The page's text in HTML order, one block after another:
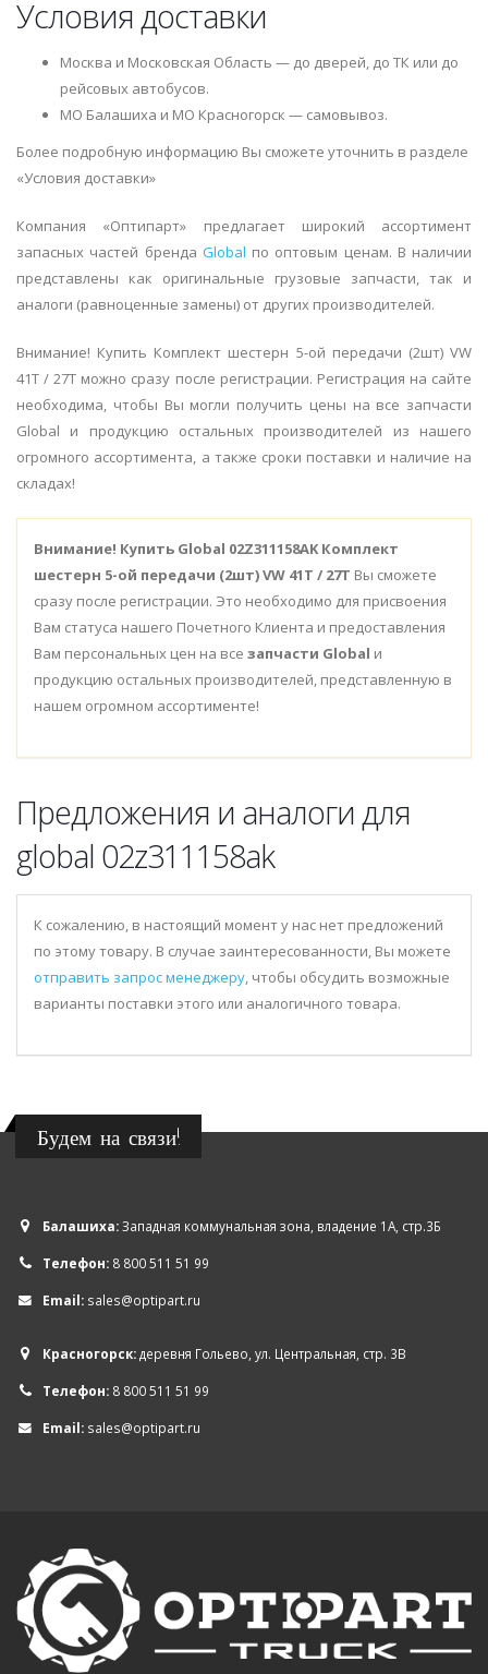
Условия доставки
Москва и Московская Область — до дверей, до ТК или до
рейсовых автобусов.
МО Балашиха и МО Красногорск — самовывоз.
Более подробную информацию Вы сможете уточнить в разделе
«Условия доставки»
Компания «Оптипарт» предлагает широкий ассортимент
запасных частей бренда Global по оптовым ценам. В наличии
представлены как оригинальные грузовые запчасти, так и
аналоги (равноценные замены) от других производителей.
Внимание! Купить Комплект шестерн 5-ой передачи (2шт) VW
41T / 27T можно сразу после регистрации. Регистрация на сайте
необходима, чтобы Вы могли получить цены на все запчасти
Global и продукцию остальных производителей из нашего
огромного ассортимента, а также сроки поставки и наличие на
складах!
Внимание! Купить Global 02Z311158AK Комплект
шестерн 5-ой передачи (2шт) VW 41T / 27T Вы сможете
сразу после регистрации. Это необходимо для присвоения
Вам статуса нашего Почетного Клиента и предоставления
Вам персональных цен на все запчасти Global и
продукцию остальных производителей, представленную в
нашем огромном ассортименте!
Предложения и аналоги для
global 02z311158ak
К сожалению, в настоящий момент у нас нет предложений
по этому товару. В случае заинтересованности, Вы можете
отправить запрос менеджеру, чтобы обсудить возможные
варианты поставки этого или аналогичного товара.
Будем на связи!
Балашиха:Западная коммунальная зона, владение 1А, стр.3Б
Телефон: 8 800 511 51 99
Email: sales@optipart.ru
Красногорск:деревня Гольево, ул. Центральная, стр. 3В
Телефон: 8 800 511 51 99
Email: sales@optipart.ru